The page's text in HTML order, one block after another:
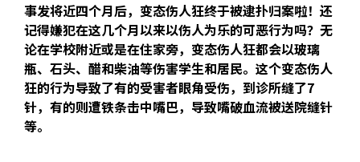
事发将近四个月后，变态伤人狂终于被逮扑归案啦！还
记得嫌犯在这几个月以来以伤人为乐的可恶行为吗？无
论在学校附近或是在住家旁，变态伤人狂都会以玻璃
瓶、石头、醋和柴油等伤害学生和居民。这个变态伤人
狂的行为导致了有的受害者眼角受伤，到诊所缝了7
针，有的则遭铁条击中嘴巴，导致嘴破血流被送院缝针
等。